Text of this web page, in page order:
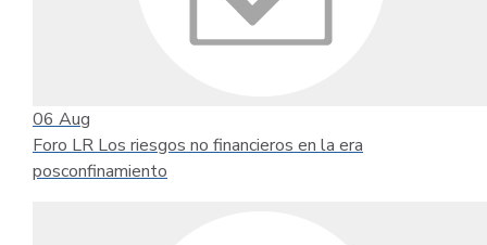
06 Aug
Foro LR Los riesgos no financieros en la era
posconfinamiento